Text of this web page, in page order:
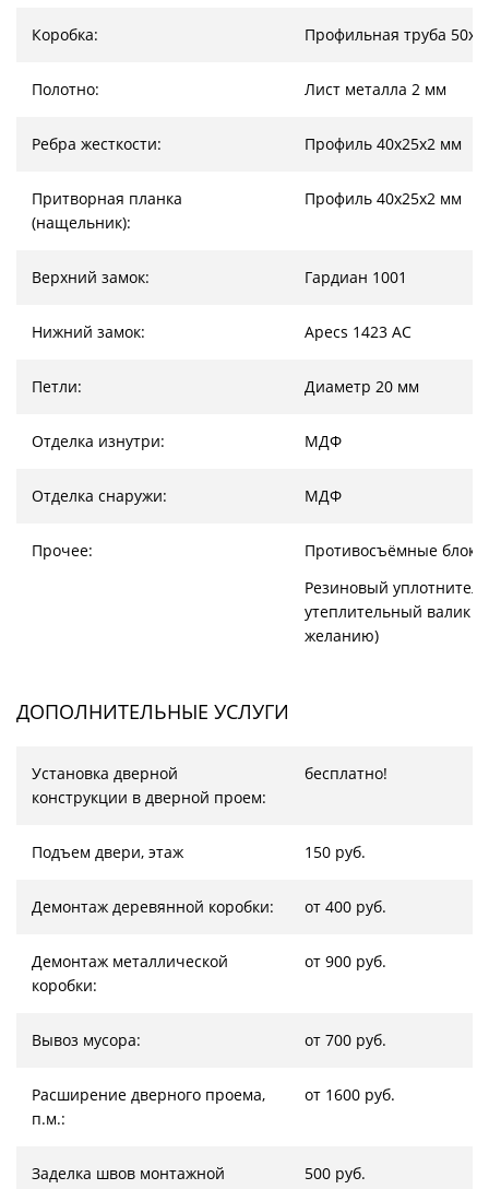
Коробка: Профильная труба
Полотно: Лист металла 2 мм
Ребра жесткости: Профиль 40х25х2 мм
Притворная планка
(нащельник):
Профиль 40х25х2 мм
Верхний замок: Гардиан 1001
Нижний замок: Apecs 1423 AC
Петли: Диаметр 20 мм
Отделка изнутри: МДФ
Отделка снаружи: МДФ
Прочее:
Противосъёмные
Резиновый
утеплительный валик
желанию)
ДОПОЛНИТЕЛЬНЫЕ УСЛУГИ
Установка дверной
конструкции в дверной проем:
бесплатно!
Подъем двери, этаж 150 руб.
Демонтаж деревянной коробки: от 400 руб.
Демонтаж металлической
коробки:
от 900 руб.
Вывоз мусора: от 700 руб.
Расширение дверного проема,
п.м.:
от 1600 руб.
Заделка швов монтажной
500 руб.